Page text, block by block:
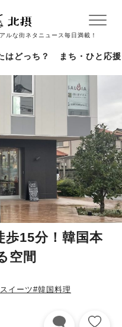
ルな街ネタニュース毎日満載！
はどっち？ まち・ひと応援
歩15分！韓国本
空間
イーツ#韓国料理